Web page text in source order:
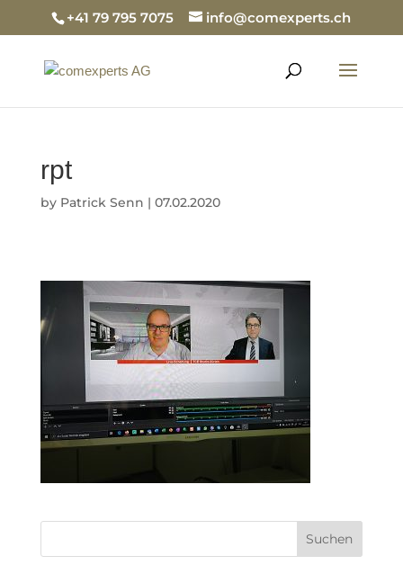
+41 79 795 7075 info@comexperts.ch
rpt
by Patrick Senn | 07.02.2020